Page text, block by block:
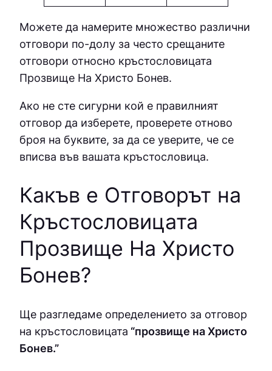
Можете да намерите множество различни
отговори по-долу за често срещаните
отговори относно кръстословицата
Прозвище На Христо Бонев.
Ако не сте сигурни кой е правилният
отговор да изберете, проверете отново
броя на буквите, за да се уверите, че се
вписва във вашата кръстословица.
Какъв е Отговорът на
Кръстословицата
Прозвище На Христо
Бонев?
Ще разгледаме определението за отговор
на кръстословицата “прозвище на Христо
Бонев.”